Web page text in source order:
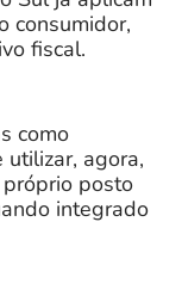
consumidor,
fiscal.
como
agora,
posto
integrado